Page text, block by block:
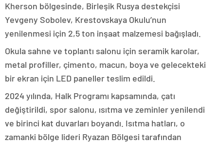
Kherson bölgesinde, Birleşik Rusya destekçisi
Yevgeny Sobolev, Krestovskaya Okulu’nun
yenilenmesi için 2,5 ton inşaat malzemesi bağışladı.
Okula sahne ve toplantı salonu için seramik karolar,
metal profiller, çimento, macun, boya ve gelecekteki
bir ekran için LED paneller teslim edildi.
2024 yılında, Halk Programı kapsamında, çatı
değiştirildi, spor salonu, ısıtma ve zeminler yenilendi
ve birinci kat duvarları boyandı. Isıtma hatları, o
zamanki bölge lideri Ryazan Bölgesi tarafından